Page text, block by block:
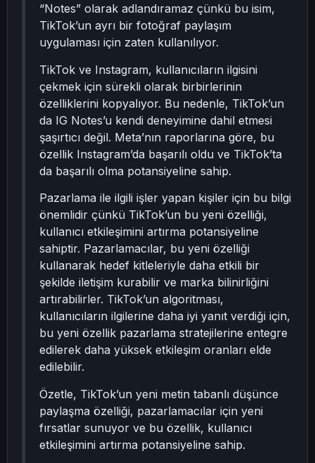
“Notes” olarak adlandıramaz çünkü bu isim,
TikTok’un ayrı bir fotoğraf paylaşım
uygulaması için zaten kullanılıyor.
TikTok ve Instagram, kullanıcıların ilgisini
çekmek için sürekli olarak birbirlerinin
özelliklerini kopyalıyor. Bu nedenle, TikTok’un
da IG Notes’u kendi deneyimine dahil etmesi
şaşırtıcı değil. Meta’nın raporlarına göre, bu
özellik Instagram’da başarılı oldu ve TikTok’ta
da başarılı olma potansiyeline sahip.
Pazarlama ile ilgili işler yapan kişiler için bu bilgi
önemlidir çünkü TikTok’un bu yeni özelliği,
kullanıcı etkileşimini artırma potansiyeline
sahiptir. Pazarlamacılar, bu yeni özelliği
kullanarak hedef kitleleriyle daha etkili bir
şekilde iletişim kurabilir ve marka bilinirliğini
artırabilirler. TikTok’un algoritması,
kullanıcıların ilgilerine daha iyi yanıt verdiği için,
bu yeni özellik pazarlama stratejilerine entegre
edilerek daha yüksek etkileşim oranları elde
edilebilir.
Özetle, TikTok’un yeni metin tabanlı düşünce
paylaşma özelliği, pazarlamacılar için yeni
fırsatlar sunuyor ve bu özellik, kullanıcı
etkileşimini artırma potansiyeline sahip.